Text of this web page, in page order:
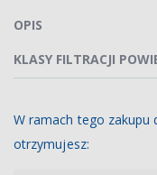
OPIS
KLASY FILTRACJI
W ramach tego
otrzymujesz: